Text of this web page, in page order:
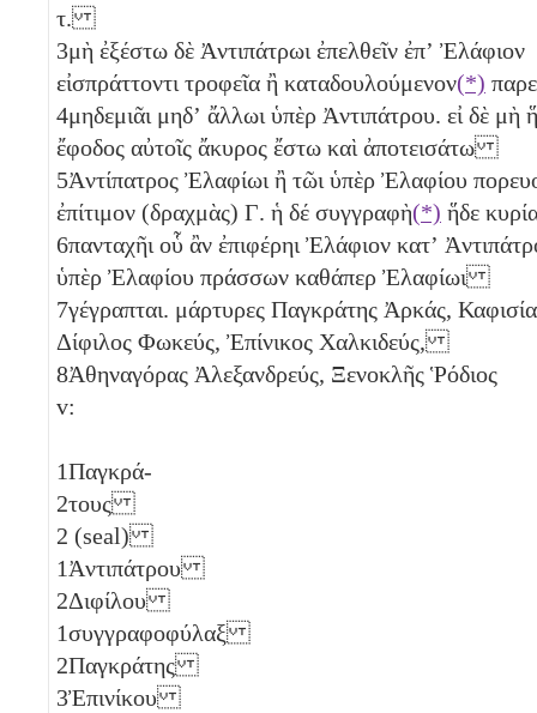
τ.
3μὴ ἐξέστω δὲ Ἀντιπάτρωι ἐπελθεῖν ἐπʼ Ἐλάφιον
εἰσπράττοντι τροφεῖα ἢ καταδουλούμενον(*)
4μηδεμιᾶι μηδʼ ἄλλωι ὑπὲρ Ἀντιπάτρου. εἰ δὲ μὴ
ἔφοδος αὐτοῖς ἄκυρος ἔστω καὶ ἀποτεισάτω
5Ἀντίπατρος Ἐλαφίωι ἢ τῶι ὑπὲρ Ἐλαφίου
ἐπίτιμον (δραχμὰς) Γ. ἡ δέ συγγραφὴ(*) ἥδε
6πανταχῆι οὗ ἂν ἐπιφέρηι Ἐλάφιον κατʼ
ὑπὲρ Ἐλαφίου πράσσων καθάπερ Ἐλαφίωι
7γέγραπται. μάρτυρες Παγκράτης Ἀρκάς,
Δίφιλος Φωκεύς, Ἐπίνικος Χαλκιδεύς,
8Ἀθηναγόρας Ἀλεξανδρεύς, Ξενοκλῆς Ῥόδιος
v:
1Παγκρά-
2τους
2 (seal)
1Ἀντιπάτρου
2Διφίλου
1συγγραφοφύλαξ
2Παγκράτης
3Ἐπινίκου